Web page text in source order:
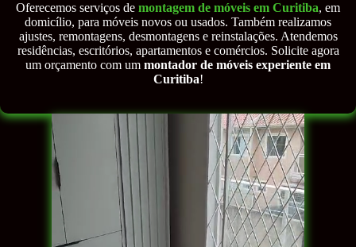
Oferecemos serviços de montagem de móveis em Curitiba, em
domicílio, para móveis novos ou usados. Também realizamos
ajustes, remontagens, desmontagens e reinstalações. Atendemos
residências, escritórios, apartamentos e comércios. Solicite agora
um orçamento com um montador de móveis experiente em
Curitiba!